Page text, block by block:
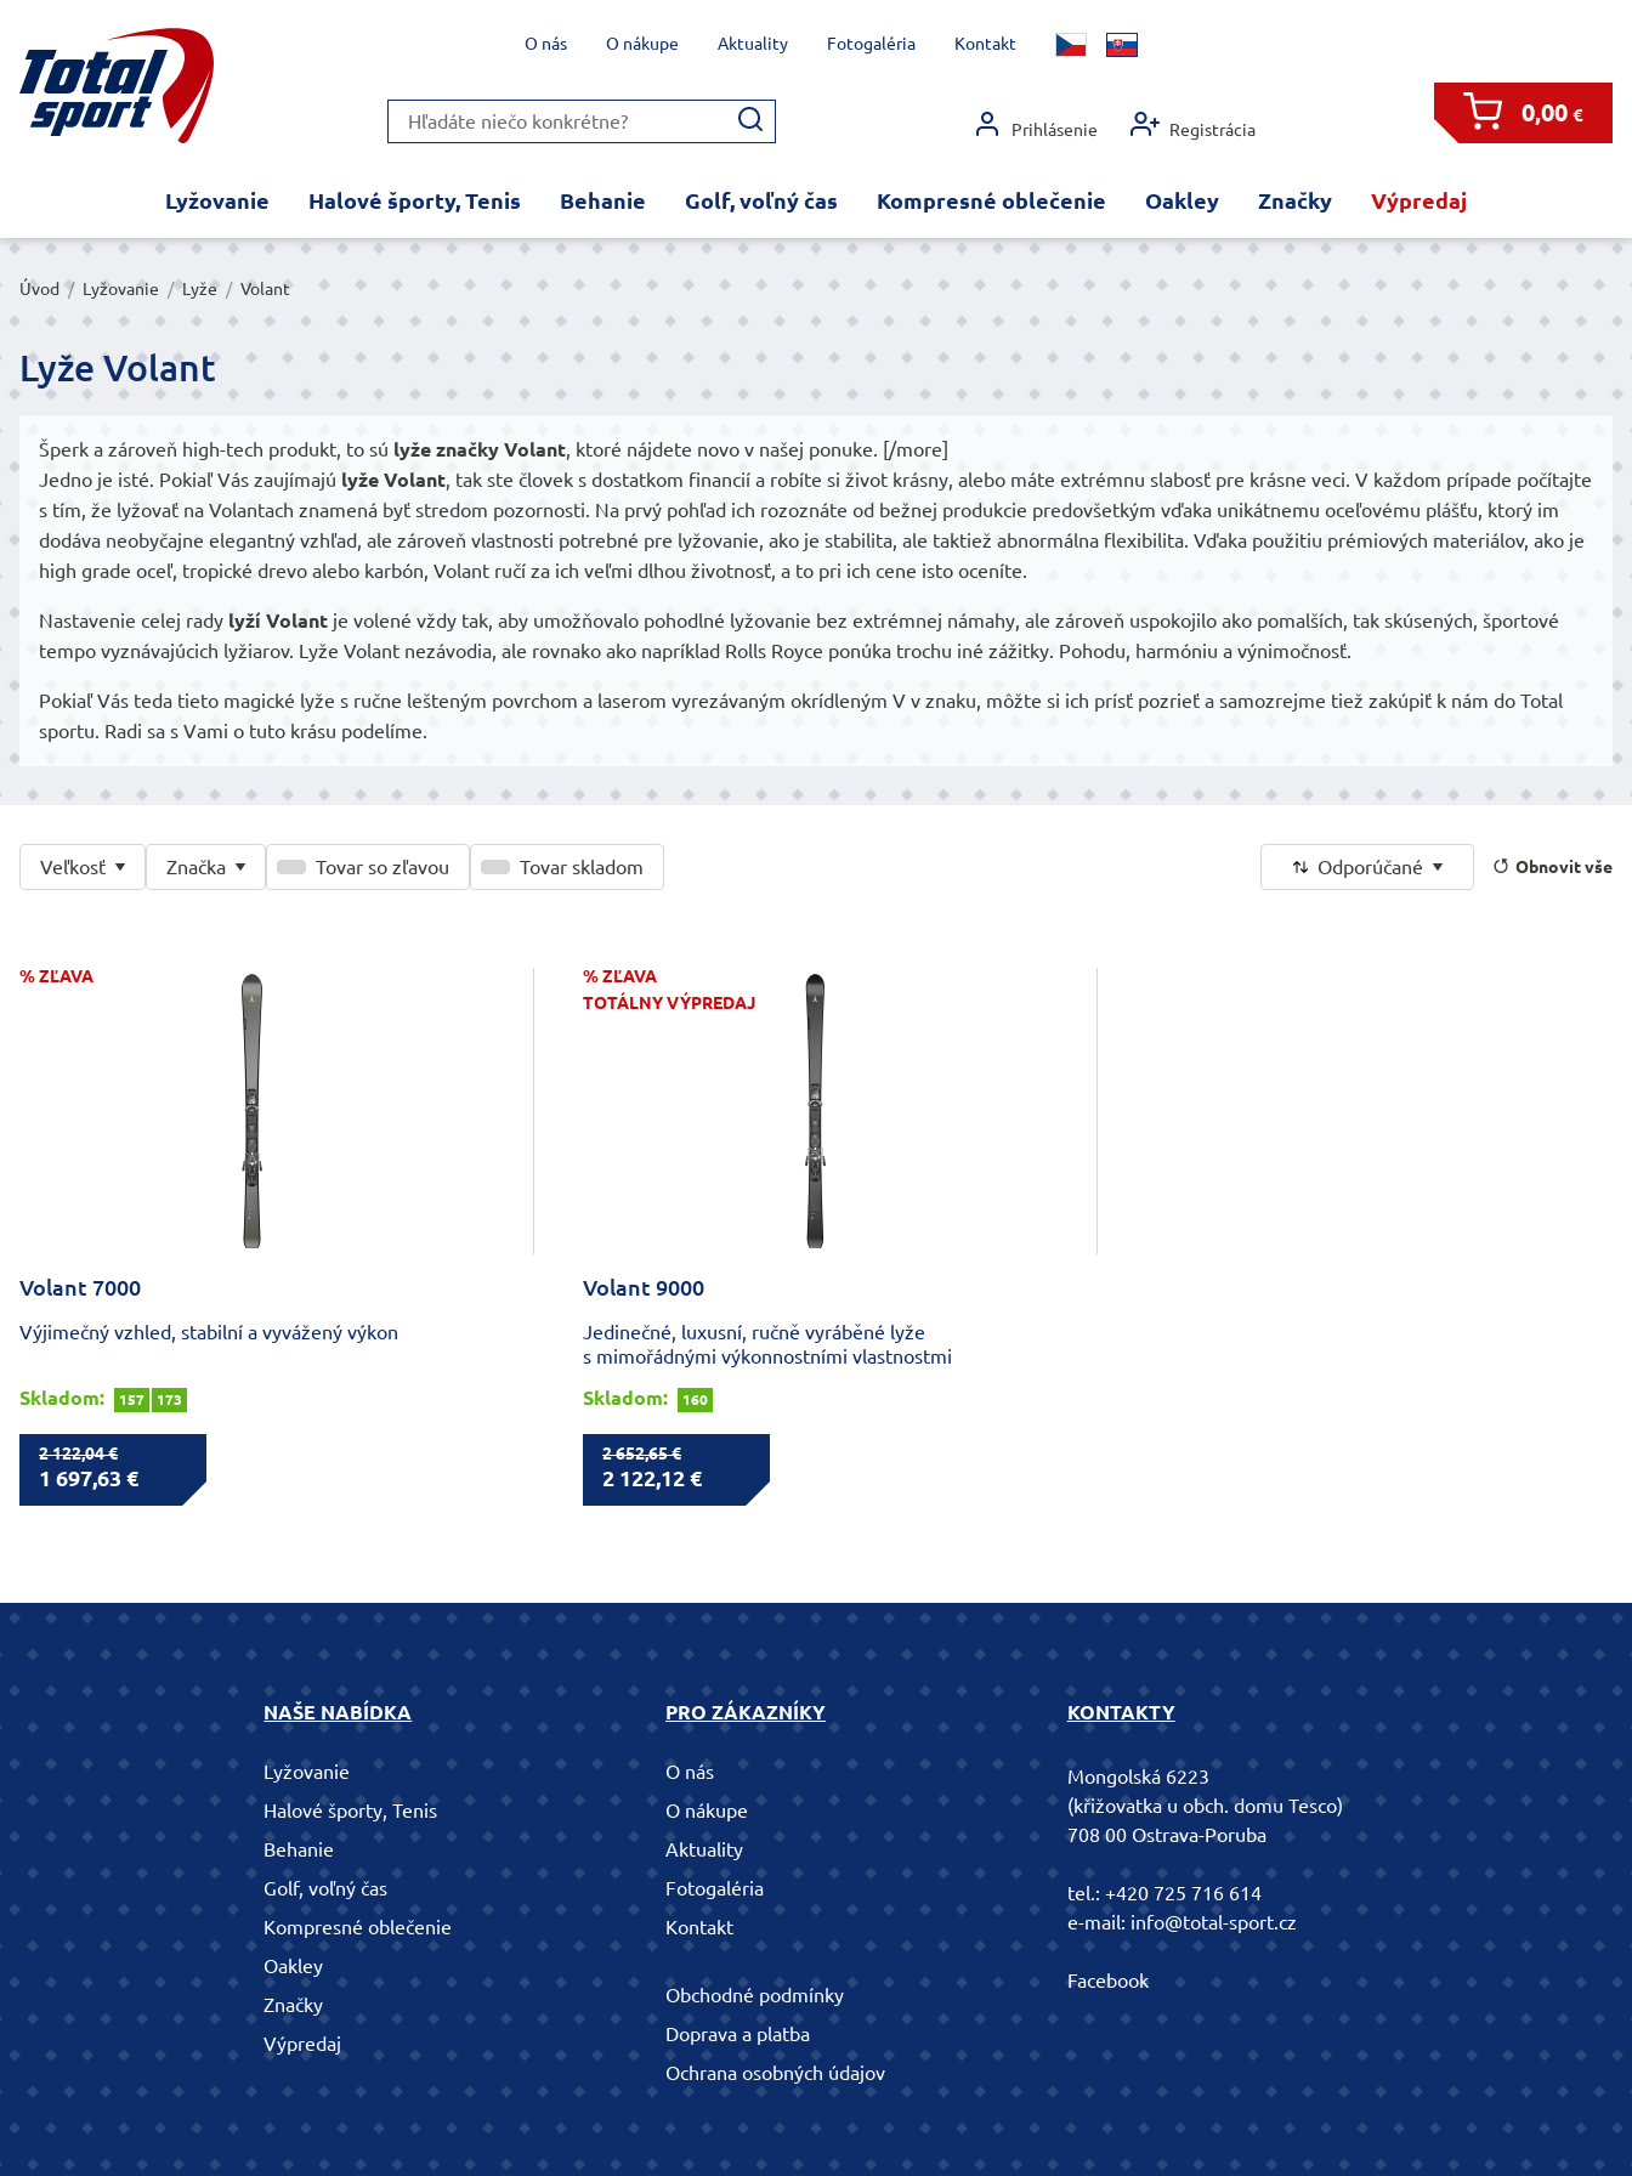
Prihlásenie Registrácia
0,00€
Lyžovanie Halové športy, Tenis Behanie Golf, voľný čas Kompresné oblečenie Oakley Značky Výpredaj
O nás O nákupe Aktuality Fotogaléria Kontakt
Úvod / Lyžovanie / Lyže / Volant
Lyže Volant
Šperk a zároveň high-tech produkt, to sú lyže značky Volant, ktoré nájdete novo v našej ponuke. [/more]
Jedno je isté. Pokiaľ Vás zaujímajú lyže Volant, tak ste človek s dostatkom financií a robíte si život krásny, alebo máte extrémnu slabosť pre krásne veci. V každom prípade počítajte
s tím, že lyžovať na Volantach znamená byť stredom pozornosti. Na prvý pohľad ich rozoznáte od bežnej produkcie predovšetkým vďaka unikátnemu oceľovému plášťu, ktorý im
dodáva neobyčajne elegantný vzhľad, ale zároveň vlastnosti potrebné pre lyžovanie, ako je stabilita, ale taktiež abnormálna flexibilita. Vďaka použitiu prémiových materiálov, ako je
high grade oceľ, tropické drevo alebo karbón, Volant ručí za ich veľmi dlhou životnosť, a to pri ich cene isto oceníte.
Nastavenie celej rady lyží Volant je volené vždy tak, aby umožňovalo pohodlné lyžovanie bez extrémnej námahy, ale zároveň uspokojilo ako pomalších, tak skúsených, športové
tempo vyznávajúcich lyžiarov. Lyže Volant nezávodia, ale rovnako ako napríklad Rolls Royce ponúka trochu iné zážitky. Pohodu, harmóniu a výnimočnosť.
Pokiaľ Vás teda tieto magické lyže s ručne lešteným povrchom a laserom vyrezávaným okrídleným V v znaku, môžte si ich prísť pozrieť a samozrejme tiež zakúpiť k nám do Total
sportu. Radi sa s Vami o tuto krásu podelíme.
Veľkosť Značka Tovar so zľavou Tovar skladom Odporúčané Obnovit vše
% ZĽAVA
Volant 7000
Výjimečný vzhled, stabilní a vyvážený výkon
Skladom: 157 173
2 122,04 €
1 697,63 €
% ZĽAVA
TOTÁLNY VÝPREDAJ
Volant 9000
Jedinečné, luxusní, ručně vyráběné lyže
s mimořádnými výkonnostními vlastnostmi
Skladom:
160
2 652,65 €
2 122,12 €
NAŠE NABÍDKA
Lyžovanie
Halové športy, Tenis
Behanie
Golf, voľný čas
Kompresné oblečenie
Oakley
Značky
Výpredaj
PRO ZÁKAZNÍKY
O nás
O nákupe
Aktuality
Fotogaléria
Kontakt
Obchodné podmínky
Doprava a platba
Ochrana osobných údajov
KONTAKTY
Mongolská 6223
(křižovatka u obch. domu Tesco)
708 00 Ostrava-Poruba
tel.: +420 725 716 614
e-mail: info@total-sport.cz
Facebook